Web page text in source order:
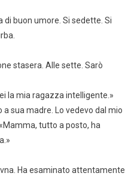
buon umore. Si sedette. Si
stasera. Alle sette. Sarò
la mia ragazza intelligente.»
a sua madre. Lo vedevo dal mio
tutto a posto, ha
Ha esaminato attentamente